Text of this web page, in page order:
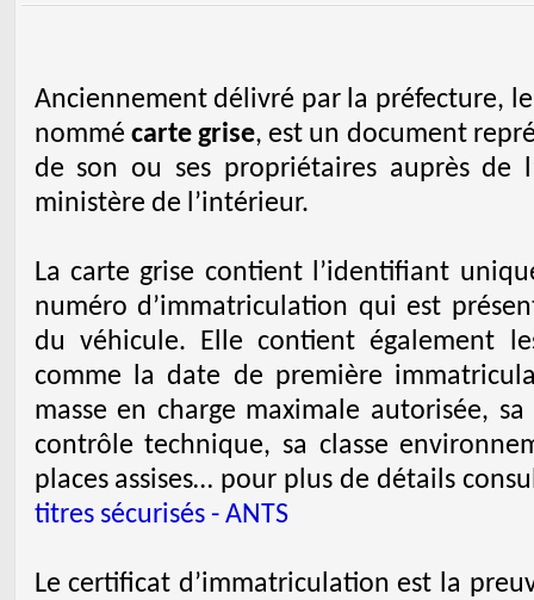
Anciennement délivré par la préfecture,
nommé carte grise, est un document
de son ou ses propriétaires auprès de
ministère de l’intérieur.
La carte grise contient l’identifiant
numéro d’immatriculation qui est
du véhicule. Elle contient également
comme la date de première
masse en charge maximale autorisée,
contrôle technique, sa classe
places assises… pour plus de détails
titres sécurisés - ANTS
Le certificat d’immatriculation est la